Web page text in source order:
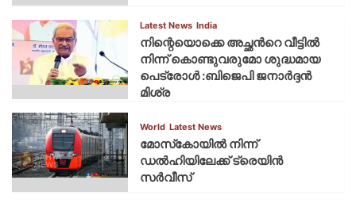
Latest News India
നിന്റെയൊക്കെ അച്ഛൻറെ വീട്ടിൽ
നിന്ന് കൊണ്ടുവരുമോ ശുദ്ധമായ
പെട്രോൾ :ബിജെപി ജനാർദ്ദൻ
മിശ്ര
World Latest News
മോസ്‌കോയില്‍ നിന്ന്
ഡല്‍ഹിയിലേക്ക് ട്രെയിന്‍
സര്‍വീസ്